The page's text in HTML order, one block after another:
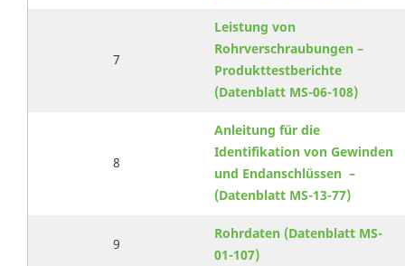
7
Leistung von
Rohrverschraubungen –
Produkttestberichte
(Datenblatt MS-06-108)
8
Anleitung für die
Identifikation von Gewinden
und Endanschlüssen –
(Datenblatt MS-13-77)
9
Rohrdaten (Datenblatt MS-
01-107)